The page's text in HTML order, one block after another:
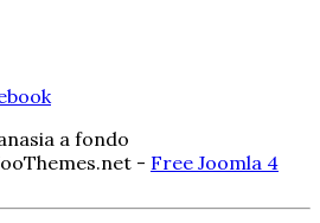
a fondo
- Free Joomla 4